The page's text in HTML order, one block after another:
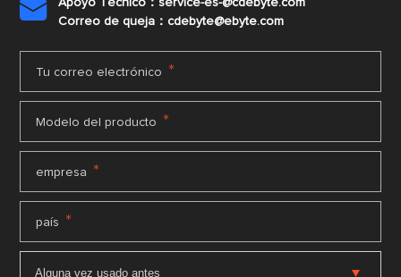

Apoyo Técnico：service-es-@cdebyte.com
Correo de queja：cdebyte@ebyte.com
Tu correo electrónico *
Modelo del producto *
empresa *
país *